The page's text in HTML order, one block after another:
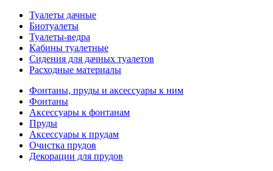
Туалеты дачные
Биотуалеты
Туалеты-ведра
Кабины туалетные
Сидения для дачных туалетов
Расходные материалы
Фонтаны, пруды и аксессуары к ним
Фонтаны
Аксессуары к фонтанам
Пруды
Аксессуары к прудам
Очистка прудов
Декорации для прудов